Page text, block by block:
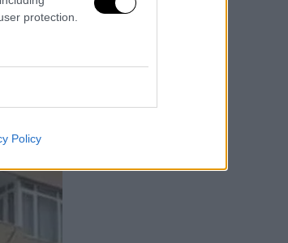
protection.
Policy